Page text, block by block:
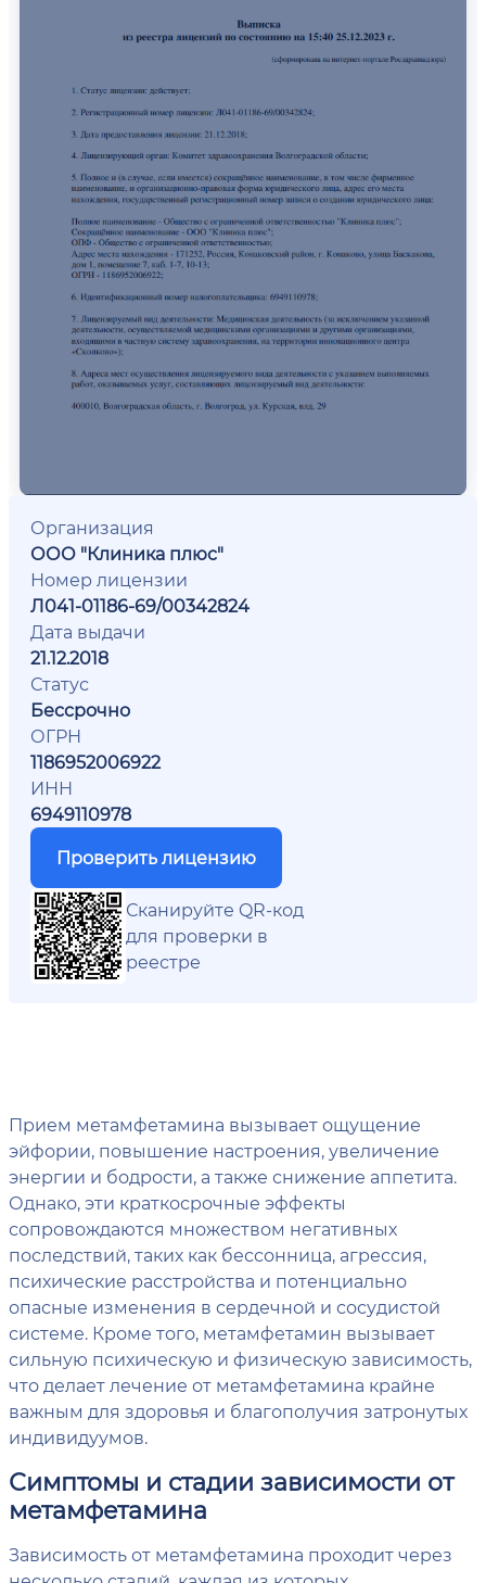
Организация
ООО "Клиника плюс"
Номер лицензии
Л041-01186-69/00342824
Дата выдачи
21.12.2018
Статус
Бессрочно
ОГРН
1186952006922
ИНН
6949110978
Проверить лицензию
Сканируйте QR-код
для проверки в
реестре
Прием метамфетамина вызывает ощущение
эйфории, повышение настроения, увеличение
энергии и бодрости, а также снижение аппетита.
Однако, эти краткосрочные эффекты
сопровождаются множеством негативных
последствий, таких как бессонница, агрессия,
психические расстройства и потенциально
опасные изменения в сердечной и сосудистой
системе. Кроме того, метамфетамин вызывает
сильную психическую и физическую зависимость,
что делает лечение от метамфетамина крайне
важным для здоровья и благополучия затронутых
индивидуумов.
Симптомы и стадии зависимости от
метамфетамина
Зависимость от метамфетамина проходит через